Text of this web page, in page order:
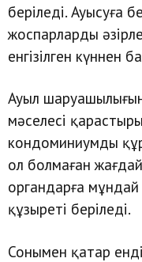
беріледі. Ауысуға
жоспарларды
енгізілген күннен
Ауыл
мәселесі
кондоминиумды
ол болмаған
органдарға
құзыреті беріледі.
Сонымен қатар